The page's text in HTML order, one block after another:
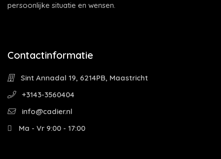
persoonlijke situatie en wensen.
Contactinformatie
Sint Annadal 19, 6214PB, Maastricht
+3143-3560404
info@cadier.nl
Ma - Vr 9:00 - 17:00